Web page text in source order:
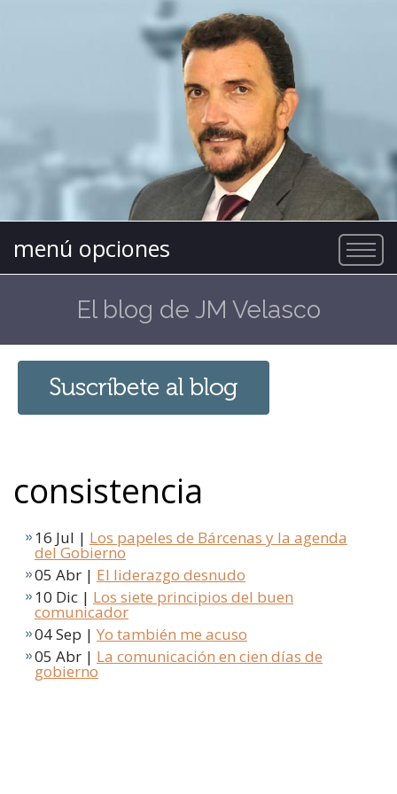
menú opciones
El blog de JM Velasco
consistencia
16 Jul | Los papeles de Bárcenas y la agenda
del Gobierno
05 Abr | El liderazgo desnudo
10 Dic | Los siete principios del buen
comunicador
04 Sep | Yo también me acuso
05 Abr | La comunicación en cien días de
gobierno